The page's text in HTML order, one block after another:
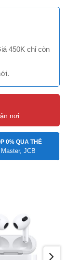
450K chỉ còn
nơi
0% QUA THẺ
JCB